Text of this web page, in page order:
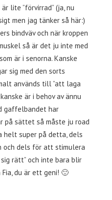
lite ”förvirrad” (ja, nu
men jag tänker så här:)
bindväv och när kroppen
så är det ju inte med
är i senorna. Kanske
sig med den sorts
används till ”att laga
är i behov av ännu
gaffelbandet har
på sättet så måste ju road
helt super på detta, dels
och dels för att stimulera
rätt” och inte bara blir
du är ett geni! 🙂